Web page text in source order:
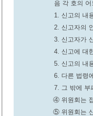
음 각 호의
1. 신고의 내
2. 신고자의
3. 신고자가
4. 신고에 대
5. 신고의 내
6. 다른 법령
7. 그 밖에 부
④ 위원회는
⑤ 위원회는